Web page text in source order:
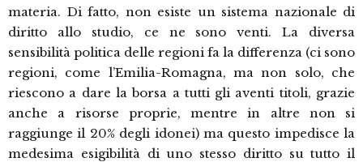
materia. Di fatto, non esiste un sistema nazionale di
diritto allo studio, ce ne sono venti. La diversa
sensibilità politica delle regioni fa la differenza (ci sono
regioni, come l’Emilia-Romagna, ma non solo, che
riescono a dare la borsa a tutti gli aventi titoli, grazie
anche a risorse proprie, mentre in altre non si
raggiunge il 20% degli idonei) ma questo impedisce la
medesima esigibilità di uno stesso diritto su tutto il